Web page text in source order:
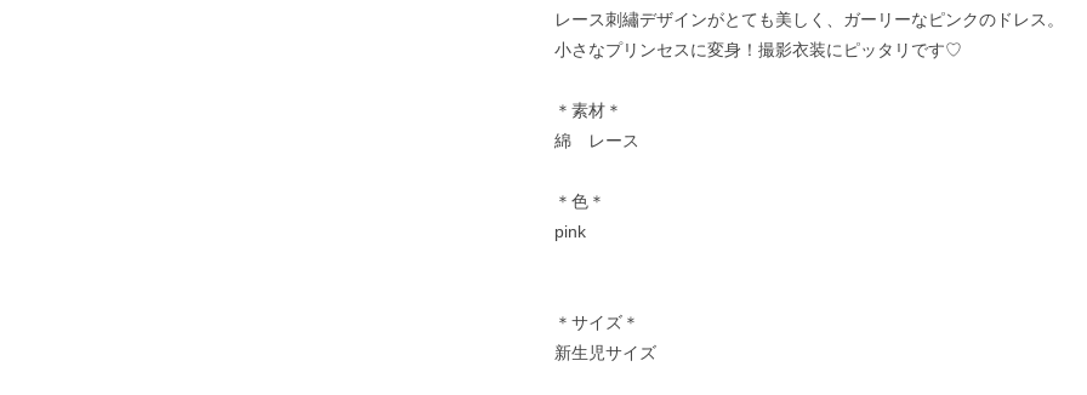
レース刺繡デザインがとても美しく、ガーリーなピンクのドレス。
小さなプリンセスに変身！撮影衣装にピッタリです♡
＊素材＊
綿 レース
＊色＊
pink
＊サイズ＊
新生児サイズ